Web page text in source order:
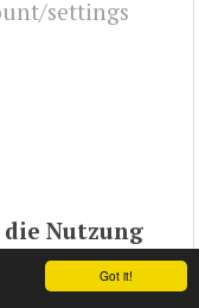
Got it!
settings
Nutzung